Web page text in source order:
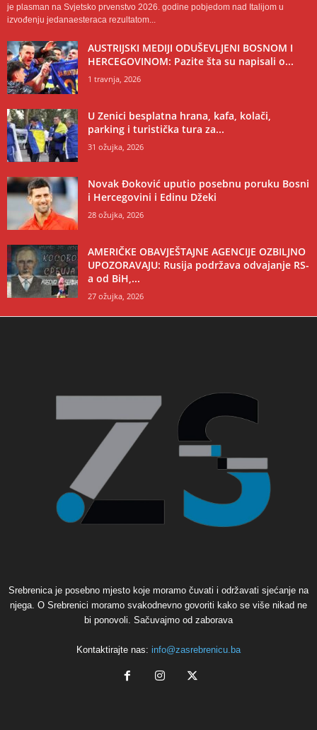
je plasman na Svjetsko prvenstvo 2026. godine pobjedom nad Italijom u
izvođenju jedanaesteraca rezultatom...
AUSTRIJSKI MEDIJI ODUŠEVLJENI BOSNOM I
HERCEGOVINOM: Pazite šta su napisali o...
1 travnja, 2026
U Zenici besplatna hrana, kafa, kolači,
parking i turistička tura za...
31 ožujka, 2026
Novak Đoković uputio posebnu poruku Bosni
i Hercegovini i Edinu Džeki
28 ožujka, 2026
AMERIČKE OBAVJEŠTAJNE AGENCIJE OZBILJNO
UPOZORAVAJU: Rusija podržava odvajanje RS-
a od BiH,...
27 ožujka, 2026
Srebrenica je posebno mjesto koje moramo čuvati i održavati sjećanje na
njega. O Srebrenici moramo svakodnevno govoriti kako se više nikad ne
bi ponovoli. Sačuvajmo od zaborava
Kontaktirajte nas: info@zasrebrenicu.ba